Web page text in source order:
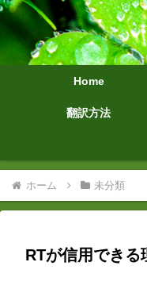
Home
翻訳方法
ホーム 未分類
RTが信用できる